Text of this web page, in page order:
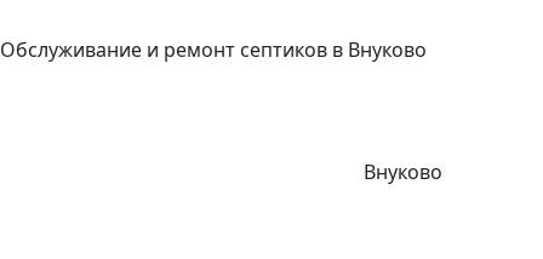
Обслуживание и ремонт септиков в Внуково
Внуково